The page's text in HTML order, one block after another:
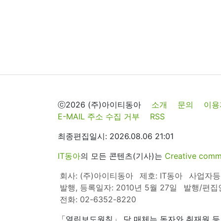
ⓒ2026 (주)아이티동아 소개 문의
이
E-MAIL 주소 수집 거부
RSS
최종편집일시: 2026.08.06 21:01
IT동아의 모든 콘텐츠(기사)는 Creative
회사: (주)아이티동아
제호: IT동아
사업자
발행, 등록일자: 2010년 5월 27일
발행/편집
전화: 02-6352-8220
「열린보도원칙」 당 매체는 독자와 취재원